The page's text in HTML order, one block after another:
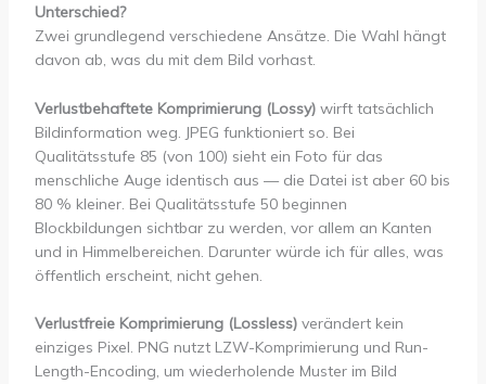
Unterschied?
Zwei grundlegend verschiedene Ansätze. Die Wahl hängt
davon ab, was du mit dem Bild vorhast.
Verlustbehaftete Komprimierung (Lossy)wirft tatsächlich
Bildinformation weg. JPEG funktioniert so. Bei
Qualitätsstufe 85 (von 100) sieht ein Foto für das
menschliche Auge identisch aus — die Datei ist aber 60 bis
80 % kleiner. Bei Qualitätsstufe 50 beginnen
Blockbildungen sichtbar zu werden, vor allem an Kanten
und in Himmelbereichen. Darunter würde ich für alles, was
öffentlich erscheint, nicht gehen.
Verlustfreie Komprimierung (Lossless)verändert kein
einziges Pixel. PNG nutzt LZW-Komprimierung und Run-
Length-Encoding, um wiederholende Muster im Bild